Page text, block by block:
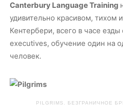
Canterbury Language Training
удивительно красивом, тихом
Кентербери, всего в часе
еxecutives, обучение один на
человек.
PILGRIMS. БЕЗГРАНИЧНОЕ